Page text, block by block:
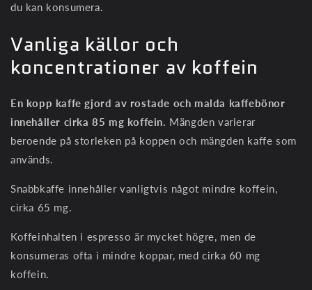
du kan konsumera.
Vanliga källor och
koncentrationer av koffein
En kopp kaffe gjord av rostade och malda kaffebönor
innehåller cirka 85 mg koffein. Mängden varierar
beroende på storleken på koppen och mängden kaffe som
används.
Snabbkaffe innehåller vanligtvis något mindre koffein,
cirka 65 mg.
Koffeinhalten i espresso är mycket högre, men de
konsumeras ofta i mindre koppar, med cirka 60 mg
koffein.